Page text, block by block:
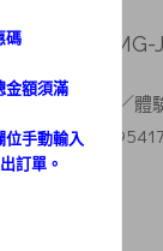
寶／體驗MG-
二寶不是惡寶
／體
https://
碼
金額須滿
位手動輸入
訂單。